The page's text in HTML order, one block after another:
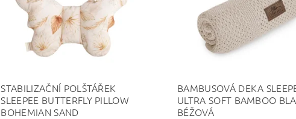
STABILIZAČNÍ POLŠTÁŘEK
SLEEPEE BUTTERFLY PILLOW
BOHEMIAN SAND
BAMBUSOVÁ DEKA
ULTRA SOFT BAMBOO
BÉŽOVÁ